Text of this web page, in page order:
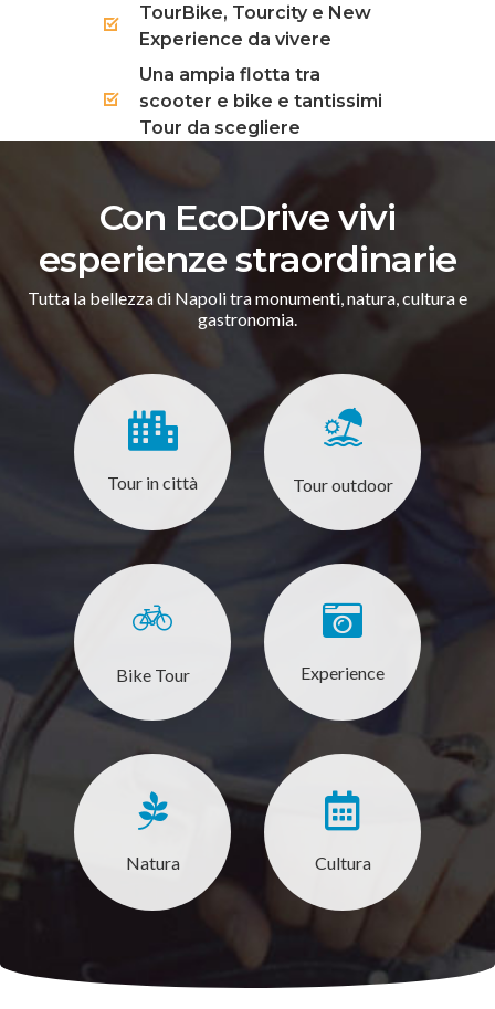
TourBike, Tourcity e New
Experience da vivere
Una ampia flotta tra
scooter e bike e tantissimi
Tour da scegliere
Con EcoDrive vivi
esperienze straordinarie
Tutta la bellezza di Napoli tra monumenti, natura, cultura e
gastronomia.
Tour in città Tour outdoor
Bike Tour Experience
Natura Cultura